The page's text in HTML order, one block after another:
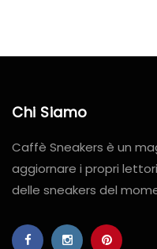
Chi Siamo
Caffè Sneakers è un
aggiornare i propri
delle sneakers del